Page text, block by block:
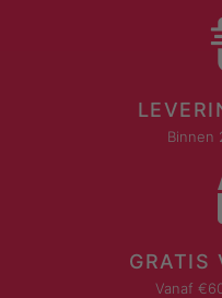
Binnen
GRATIS
Vanaf